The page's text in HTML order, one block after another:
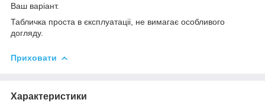
Ваш варіант.
Табличка проста в єксплуатаціі, не вимагає особливого
догляду.
Приховати
Характеристики